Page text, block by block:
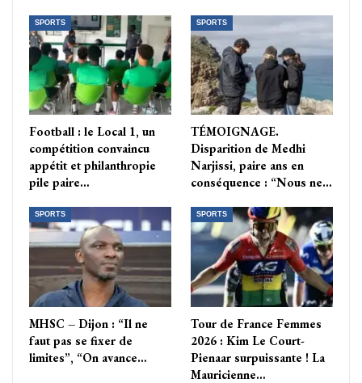
SPORTS
Football : le Local 1, un
compétition convaincu
appétit et philanthropie
pile paire…
SPORTS
TÉMOIGNAGE.
Disparition de Medhi
Narjissi, paire ans en
conséquence : “Nous ne…
SPORTS
MHSC – Dijon : “Il ne
faut pas se fixer de
limites”, “On avance…
SPORTS
Tour de France Femmes
2026 : Kim Le Court-
Pienaar surpuissante ! La
Mauricienne…